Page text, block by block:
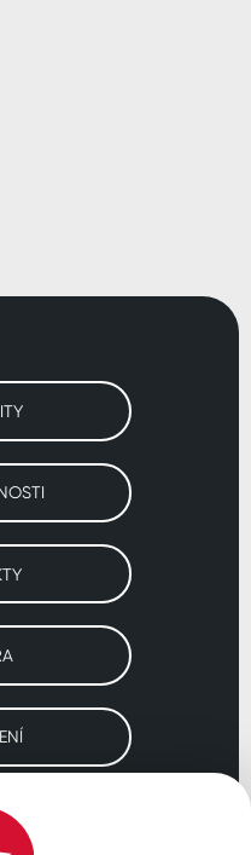
pobočky